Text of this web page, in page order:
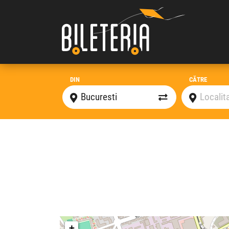
DIN CĂTRE